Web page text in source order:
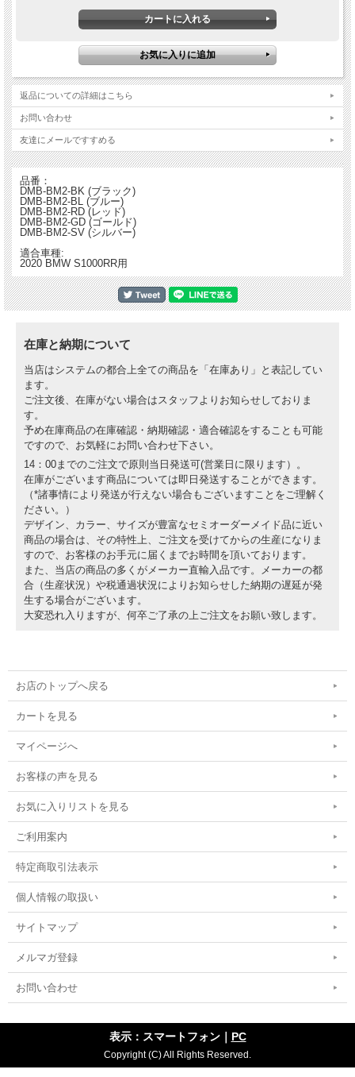
装着することでちょっとしたバイクのドレスアップにもなります。レースでは勿論
のことストリートのカスタマイズにもどうぞ！
返品についての詳細はこちら
お問い合わせ
友達にメールですすめる
品番：
DMB-BM2-BK (ブラック)
DMB-BM2-BL (ブルー)
DMB-BM2-RD (レッド)
DMB-BM2-GD (ゴールド)
DMB-BM2-SV (シルバー)
適合車種:
2020 BMW S1000RR用
在庫と納期について
当店はシステムの都合上全ての商品を「在庫あり」と表記してい
ます。
ご注文後、在庫がない場合はスタッフよりお知らせしておりま
す。
予め在庫商品の在庫確認・納期確認・適合確認をすることも可能
ですので、お気軽にお問い合わせ下さい。
14：00までのご注文で原則当日発送可(営業日に限ります）。
在庫がございます商品については即日発送することができます。
（*諸事情により発送が行えない場合もございますことをご理解く
ださい。）
デザイン、カラー、サイズが豊富なセミオーダーメイド品に近い
商品の場合は、その特性上、ご注文を受けてからの生産になりま
すので、お客様のお手元に届くまでお時間を頂いております。
また、当店の商品の多くがメーカー直輸入品です。メーカーの都
合（生産状況）や税通過状況によりお知らせした納期の遅延が発
生する場合がございます。
大変恐れ入りますが、何卒ご了承の上ご注文をお願い致します。
お店のトップへ戻る
カートを見る
マイページへ
お客様の声を見る
お気に入りリストを見る
ご利用案内
特定商取引法表示
個人情報の取扱い
サイトマップ
メルマガ登録
お問い合わせ
表示：スマートフォン｜ PC
Copyright (C) All Rights Reserved.